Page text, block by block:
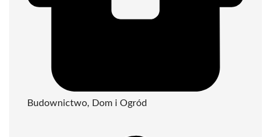
Budownictwo, Dom i Ogród